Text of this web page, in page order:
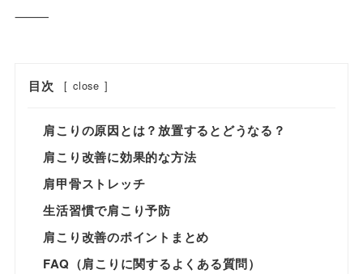
⸻
目次 [ close ]
肩こりの原因とは？放置するとどうなる？
肩こり改善に効果的な方法
肩甲骨ストレッチ
生活習慣で肩こり予防
肩こり改善のポイントまとめ
FAQ（肩こりに関するよくある質問）